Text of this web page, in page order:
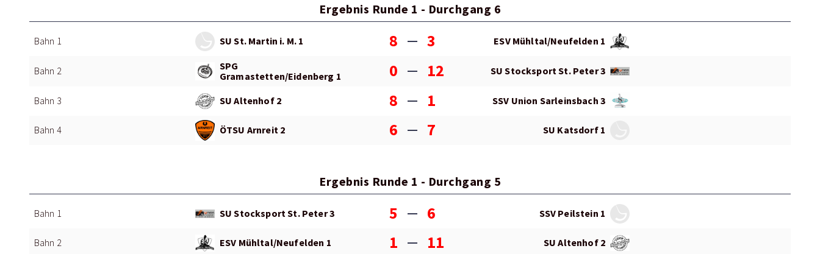
Ergebnis Runde 1 - Durchgang 6
Bahn 1 SU St. Martin i. M. 1 8 3 ESV Mühltal/Neufelden 1
Bahn 2
SPG
Gramastetten/Eidenberg 1
0 12 SU Stocksport St. Peter 3
Bahn 3 SU Altenhof 2 8 1 SSV Union Sarleinsbach 3
Bahn 4 ÖTSU Arnreit 2 6 7 SU Katsdorf 1
Ergebnis Runde 1 - Durchgang 5
Bahn 1 SU Stocksport St. Peter 3 5 6 SSV Peilstein 1
Bahn 2 ESV Mühltal/Neufelden 1 1 11 SU Altenhof 2